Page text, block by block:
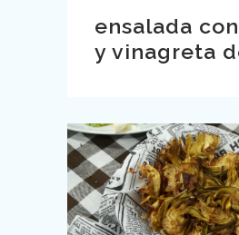
ensalada
y vinagreta